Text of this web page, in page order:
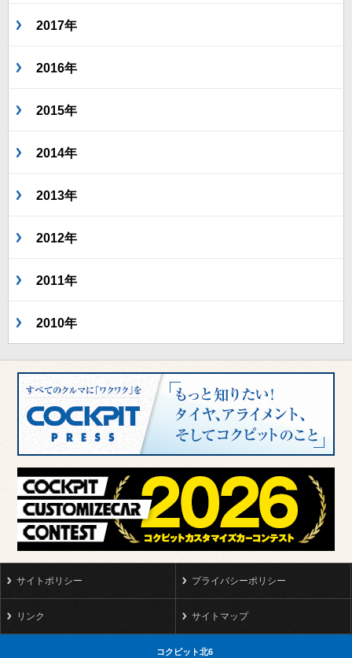
2017年
2016年
2015年
2014年
2013年
2012年
2011年
2010年
サイトポリシー プライバシーポリシー
リンク サイトマップ
コクピット北6